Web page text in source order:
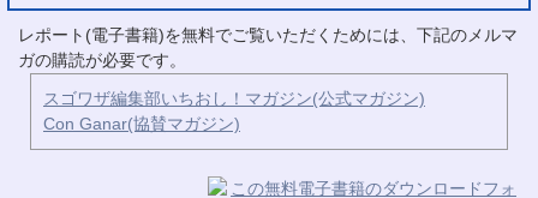
レポート(電子書籍)を無料でご覧いただくためには、下記のメルマ
ガの購読が必要です。
スゴワザ編集部いちおし！マガジン(公式マガジン)
Con Ganar(協賛マガジン)